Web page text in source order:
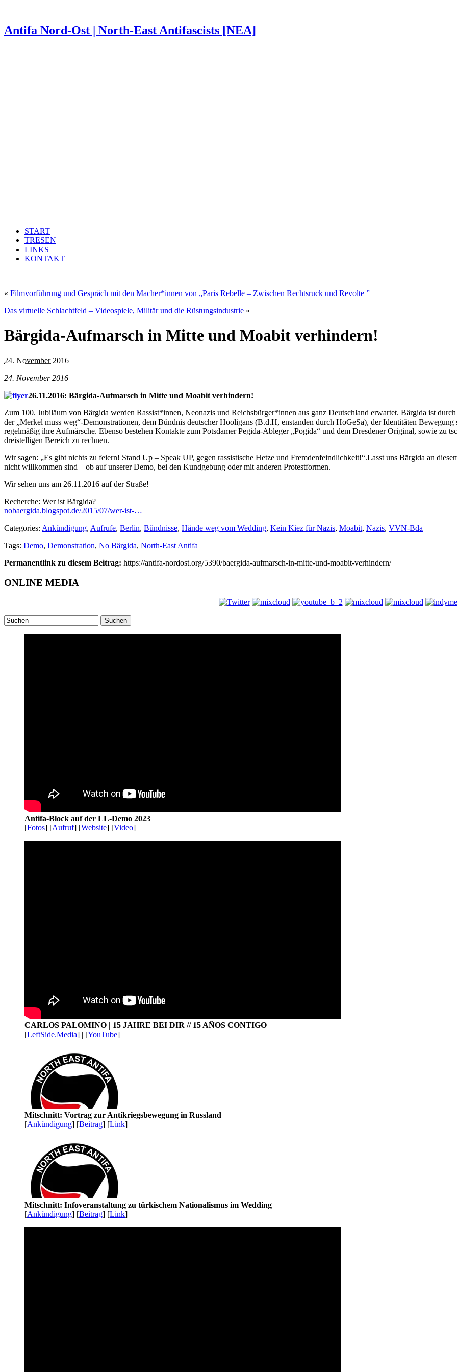
Antifa Nord-Ost | North-East Antifascists [NEA]
START
TRESEN
LINKS
KONTAKT
« Filmvorführung und Gespräch mit den Macher*innen von „Paris Rebelle – Zwischen Rechtsruck und Revolte ”
Das virtuelle Schlachtfeld – Videospiele, Militär und die Rüstungsindustrie »
Bärgida-Aufmarsch in Mitte und Moabit verhindern!
24. November 2016
24. November 2016
26.11.2016: Bärgida-Aufmarsch in Mitte und Moabit verhindern!
Zum 100. Jubiläum von Bärgida werden Rassist*innen, Neonazis und Reichsbürger*innen aus ganz Deutschland erwartet. Bärgida ist
der „Merkel muss weg“-Demonstrationen, dem Bündnis deutscher Hooligans (B.d.H, enstanden durch HoGeSa), der Identitäten
regelmäßig ihre Aufmärsche. Ebenso bestehen Kontakte zum Potsdamer Pegida-Ableger „Pogida“ und dem Dresdener Original, sowie zu
dreistelligen Bereich zu rechnen.
Wir sagen: „Es gibt nichts zu feiern! Stand Up – Speak UP, gegen rassistische Hetze und Fremdenfeindlichkeit!“.Lasst uns Bärgida an
nicht willkommen sind – ob auf unserer Demo, bei den Kundgebung oder mit anderen Protestformen.
Wir sehen uns am 26.11.2016 auf der Straße!
Recherche: Wer ist Bärgida?
nobaergida.blogspot.de/2015/07/wer-ist-…
Categories: Ankündigung, Aufrufe, Berlin, Bündnisse, Hände weg vom Wedding, Kein Kiez für Nazis, Moabit, Nazis, VVN-Bda
Tags: Demo, Demonstration, No Bärgida, North-East Antifa
Permanentlink zu diesem Beitrag: https://antifa-nordost.org/5390/baergida-aufmarsch-in-mitte-und-moabit-verhindern/
ONLINE MEDIA
Suchen
Antifa-Block auf der LL-Demo 2023
[Fotos] [Aufruf] [Website] [Video]
CARLOS PALOMINO | 15 JAHRE BEI DIR // 15 AÑOS CONTIGO
[LeftSide.Media] | [YouTube]
Mitschnitt: Vortrag zur Antikriegsbewegung in Russland
[Ankündigung] [Beitrag] [Link]
Mitschnitt: Infoveranstaltung zu türkischem Nationalismus im Wedding
[Ankündigung] [Beitrag] [Link]